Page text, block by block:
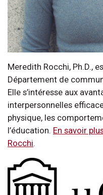
Meredith Rocchi, Ph.D.,
Département de
Elle s’intéresse aux
interpersonnelles
physique, les
l’éducation. En savoir
Rocchi.